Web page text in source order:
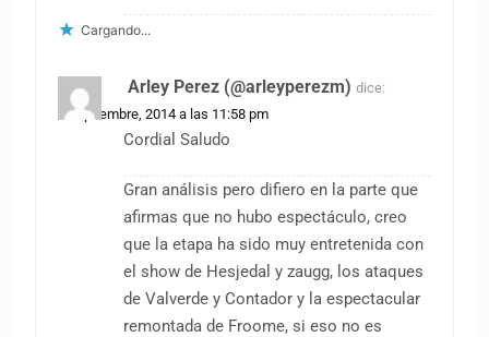
Cargando...
Arley Perez (@arleyperezm) dice:
6 septiembre, 2014 a las 11:58 pm
Cordial Saludo
Gran análisis pero difiero en la parte que
afirmas que no hubo espectáculo, creo
que la etapa ha sido muy entretenida con
el show de Hesjedal y zaugg, los ataques
de Valverde y Contador y la espectacular
remontada de Froome, si eso no es